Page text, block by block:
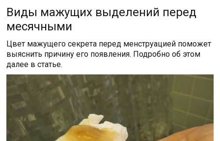
Виды мажущих выделений перед
месячными
Цвет мажущего секрета перед менструацией поможет
выяснить причину его появления. Подробно об этом
далее в статье.